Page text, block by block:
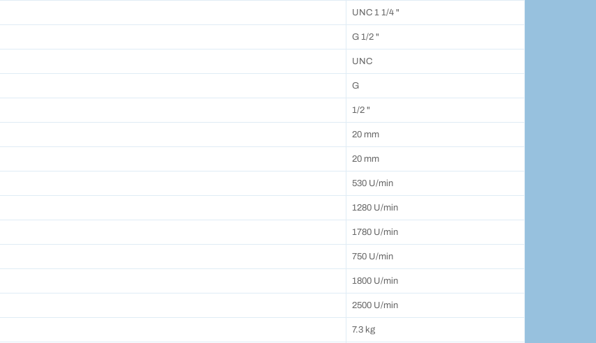
UNC 1 1/4 "
G 1/2 "
UNC
G
1/2 "
20 mm
20 mm
530 U/min
1280 U/min
1780 U/min
750 U/min
1800 U/min
2500 U/min
7.3 kg